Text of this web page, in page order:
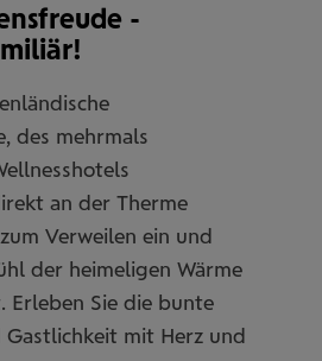
-
des mehrmals
an der Therme
Verweilen ein und
der heimeligen Wärme
Erleben Sie die bunte
mit Herz und